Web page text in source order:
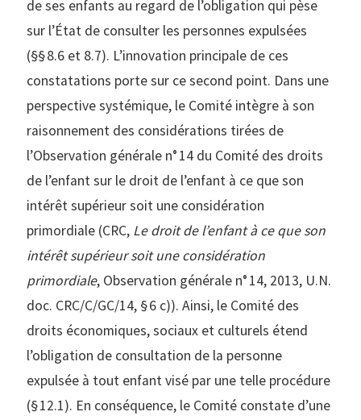
de ses enfants au regard de l’obligation qui pèse
sur l’État de consulter les personnes expulsées
(§§ 8.6 et 8.7). L’innovation principale de ces
constatations porte sur ce second point. Dans une
perspective systémique, le Comité intègre à son
raisonnement des considérations tirées de
l’Observation générale n° 14 du Comité des droits
de l’enfant sur le droit de l’enfant à ce que son
intérêt supérieur soit une considération
primordiale (CRC, Le droit de l’enfant à ce que son
intérêt supérieur soit une considération
primordiale, Observation générale n° 14, 2013, U.N.
doc. CRC/C/GC/14, § 6 c)). Ainsi, le Comité des
droits économiques, sociaux et culturels étend
l’obligation de consultation de la personne
expulsée à tout enfant visé par une telle procédure
(§ 12.1). En conséquence, le Comité constate d’une